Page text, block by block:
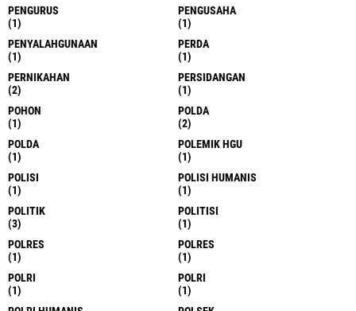
PENGURUS
(1)
PENGUSAHA
(1)
PENYALAHGUNAAN
(1)
PERDA
(1)
PERNIKAHAN
(2)
PERSIDANGAN
(1)
POHON
(1)
POLDA
(2)
POLDA
(1)
POLEMIK HGU
(1)
POLISI
(1)
POLISI HUMANIS
(1)
POLITIK
(3)
POLITISI
(1)
POLRES
(1)
POLRES
(1)
POLRI
(1)
POLRI
(1)